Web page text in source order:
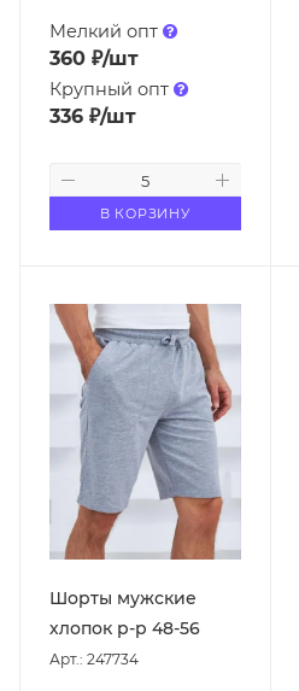
Мелкий опт
360 ₽/шт
Крупный опт
336 ₽/шт
В КОРЗИНУ
Шорты мужские
хлопок р-р 48-56
Арт.: 247734